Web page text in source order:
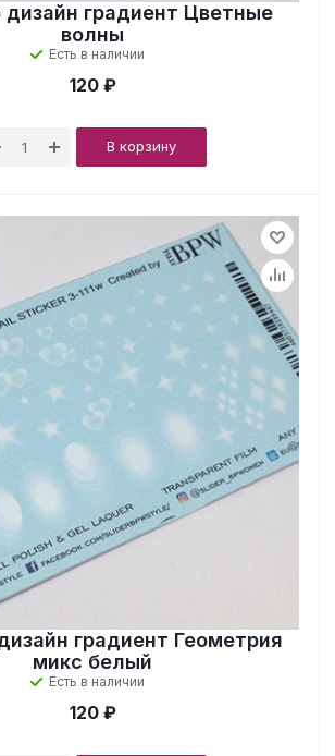
градиент Цветные
волны
Есть в наличии
120 ₽
В корзину
градиент Геометрия
микс белый
Есть в наличии
120 ₽